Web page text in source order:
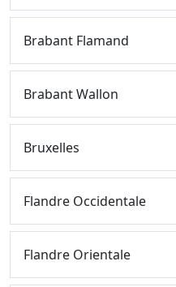
Brabant Flamand
Brabant Wallon
Bruxelles
Flandre Occidentale
Flandre Orientale